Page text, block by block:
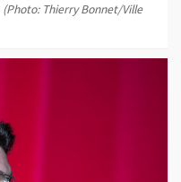
(Photo: Thierry Bonnet/Ville